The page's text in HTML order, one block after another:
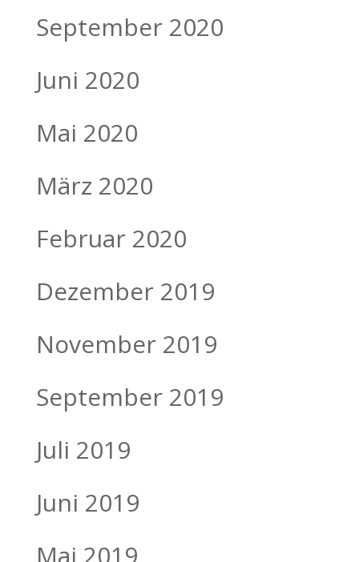
September 2020
Juni 2020
Mai 2020
März 2020
Februar 2020
Dezember 2019
November 2019
September 2019
Juli 2019
Juni 2019
Mai 2019